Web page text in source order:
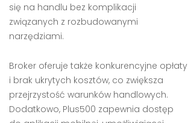
się na handlu bez komplikacji
związanych z rozbudowanymi
narzędziami.
Broker oferuje także konkurencyjne opłaty
i brak ukrytych kosztów, co zwiększa
przejrzystość warunków handlowych.
Dodatkowo, Plus500 zapewnia dostęp